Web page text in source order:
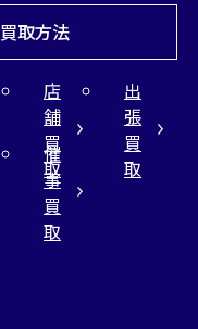
買取方法
店
舗
買
取
出
張
買
取
催
事
買
取